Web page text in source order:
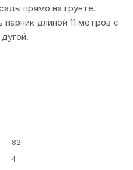
прямо на грунте.
длиной 11 метров с
82
4